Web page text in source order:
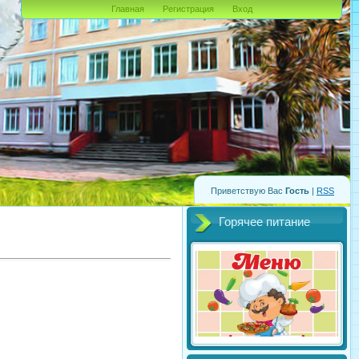
Приветствую Вас Гость | RSS
Главная Регистрация Вход
Горячее питание